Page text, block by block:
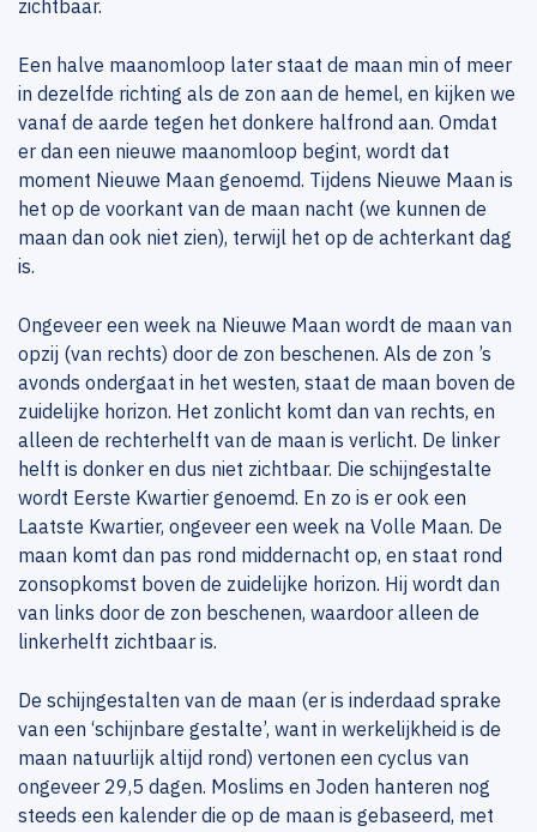
zichtbaar.
Een halve maanomloop later staat de maan min of meer
in dezelfde richting als de zon aan de hemel, en kijken we
vanaf de aarde tegen het donkere halfrond aan. Omdat
er dan een nieuwe maanomloop begint, wordt dat
moment Nieuwe Maan genoemd. Tijdens Nieuwe Maan is
het op de voorkant van de maan nacht (we kunnen de
maan dan ook niet zien), terwijl het op de achterkant dag
is.
Ongeveer een week na Nieuwe Maan wordt de maan van
opzij (van rechts) door de zon beschenen. Als de zon ’s
avonds ondergaat in het westen, staat de maan boven de
zuidelijke horizon. Het zonlicht komt dan van rechts, en
alleen de rechterhelft van de maan is verlicht. De linker
helft is donker en dus niet zichtbaar. Die schijngestalte
wordt Eerste Kwartier genoemd. En zo is er ook een
Laatste Kwartier, ongeveer een week na Volle Maan. De
maan komt dan pas rond middernacht op, en staat rond
zonsopkomst boven de zuidelijke horizon. Hij wordt dan
van links door de zon beschenen, waardoor alleen de
linkerhelft zichtbaar is.
De schijngestalten van de maan (er is inderdaad sprake
van een ‘schijnbare gestalte’, want in werkelijkheid is de
maan natuurlijk altijd rond) vertonen een cyclus van
ongeveer 29,5 dagen. Moslims en Joden hanteren nog
steeds een kalender die op de maan is gebaseerd, met